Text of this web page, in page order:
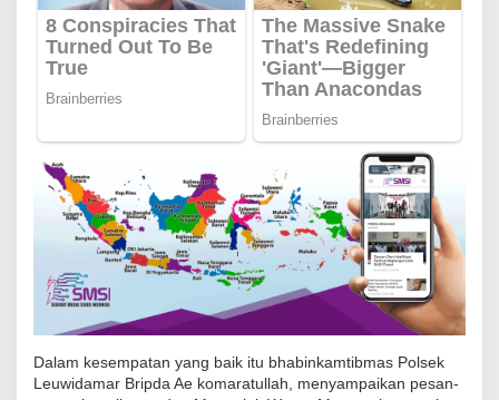
t
i
b
m
a
s
o
l
s
L
e
u
Dalam kesempatan yang baik itu bhabinkamtibmas Polsek
Leuwidamar Bripda Ae komaratullah, menyampaikan pesan-